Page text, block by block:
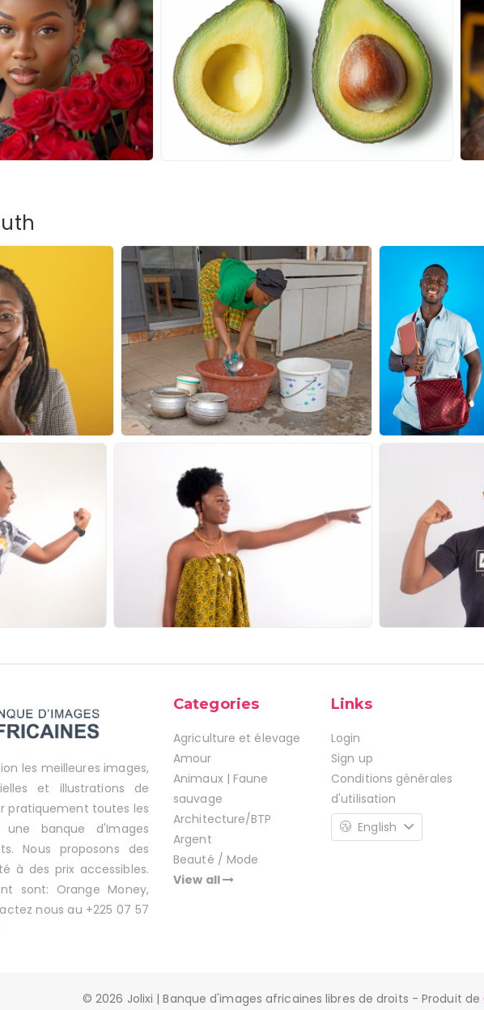
les meilleures images,
et illustrations de
pratiquement toutes les
banque d'Images
Nous proposons des
à des prix accessibles.
sont: Orange Money,
nous au +225 07 57
Categories
Agriculture et élevage
Amour
Animaux | Faune
sauvage
Architecture/BTP
Argent
Beauté / Mode
View all
Links
Login
Sign up
Conditions générales
d'utilisation
English
© 2026 Jolixi | Banque d'images africaines libres de droits - Produit de